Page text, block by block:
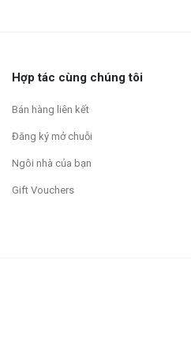
Hợp tác cùng chúng tôi
Bán hàng liên kết
Đăng ký mở chuỗi
Ngôi nhà của bạn
Gift Vouchers